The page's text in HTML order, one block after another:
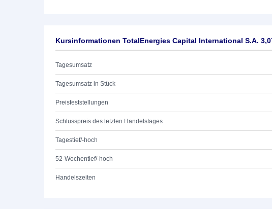
Kursinformationen TotalEnergies Capital International S.A.
Tagesumsatz
Tagesumsatz in Stück
Preisfeststellungen
Schlusspreis des letzten Handelstages
Tagestief/-hoch
52-Wochentief/-hoch
Handelszeiten